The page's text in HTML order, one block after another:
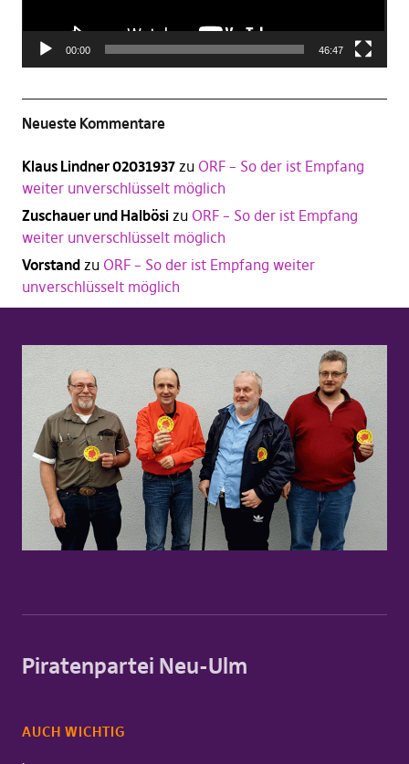
00:00 46:47
Neueste Kommentare
Klaus Lindner 02031937zu ORF – So der ist Empfang
weiter unverschlüsselt möglich
Zuschauer und Halbösi zu ORF – So der ist Empfang
weiter unverschlüsselt möglich
Vorstandzu ORF – So der ist Empfang weiter
unverschlüsselt möglich
Piratenpartei Neu-Ulm
AUCH WICHTIG